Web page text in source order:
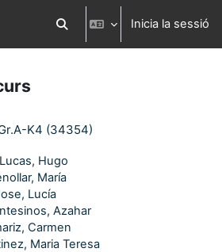
Commuta l'entrada de la cerca
Inicia la sessió
K4 (34354)
Hugo
María
Lucía
Azahar
Carmen
Maria Teresa